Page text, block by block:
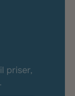
priser,